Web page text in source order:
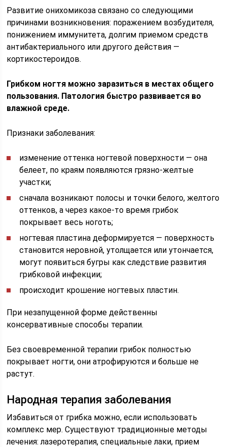
Развитие онихомикоза связано со следующими
причинами возникновения: поражением возбудителя,
понижением иммунитета, долгим приемом средств
антибактериального или другого действия —
кортикостероидов.
Грибком ногтя можно заразиться в местах общего
пользования. Патология быстро развивается во
влажной среде.
Признаки заболевания:
изменение оттенка ногтевой поверхности — она
белеет, по краям появляются грязно-желтые
участки;
сначала возникают полосы и точки белого, желтого
оттенков, а через какое-то время грибок
покрывает весь ноготь;
ногтевая пластина деформируется — поверхность
становится неровной, утолщается или утончается,
могут появиться бугры как следствие развития
грибковой инфекции;
происходит крошение ногтевых пластин.
При незапущенной форме действенны
консервативные способы терапии.
Без своевременной терапии грибок полностью
покрывает ногти, они атрофируются и больше не
растут.
Народная терапия заболевания
Избавиться от грибка можно, если использовать
комплекс мер. Существуют традиционные методы
лечения: лазеротерапия, специальные лаки, прием